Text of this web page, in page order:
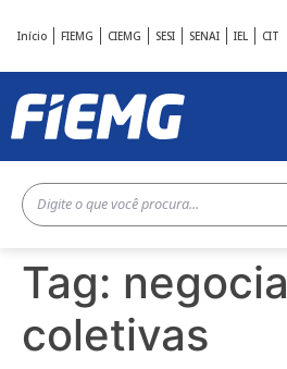
Início FIEMG CIEMG SESI SENAI IEL CIT
Tag:
coletivas